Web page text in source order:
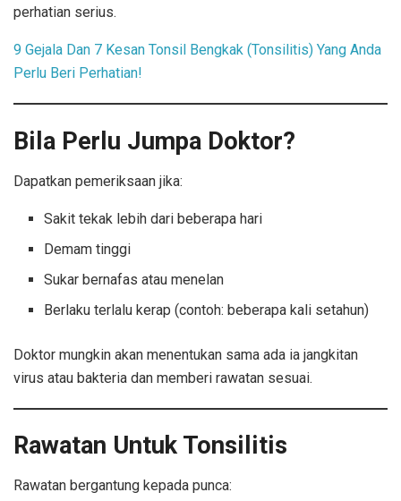
perhatian serius.
9 Gejala Dan 7 Kesan Tonsil Bengkak (Tonsilitis) Yang Anda
Perlu Beri Perhatian!
Bila Perlu Jumpa Doktor?
Dapatkan pemeriksaan jika:
Sakit tekak lebih dari beberapa hari
Demam tinggi
Sukar bernafas atau menelan
Berlaku terlalu kerap (contoh: beberapa kali setahun)
Doktor mungkin akan menentukan sama ada ia jangkitan
virus atau bakteria dan memberi rawatan sesuai.
Rawatan Untuk Tonsilitis
Rawatan bergantung kepada punca: